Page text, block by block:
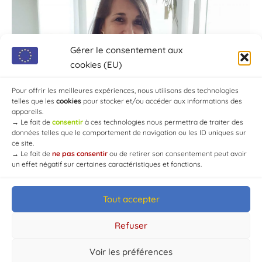
Gérer le consentement aux
cookies (EU)
Pour offrir les meilleures expériences, nous utilisons des technologies
telles que les cookies pour stocker et/ou accéder aux informations des
appareils.
→ Le fait de consentir à ces technologies nous permettra de traiter des
données telles que le comportement de navigation ou les ID uniques sur
ce site.
→ Le fait de ne pas consentir ou de retirer son consentement peut avoir
un effet négatif sur certaines caractéristiques et fonctions.
Tout accepter
Refuser
Voir les préférences
© Mairie de Chaource [2004-2024] | Tous droits réservés.
Developed byWEB3-DESIGN